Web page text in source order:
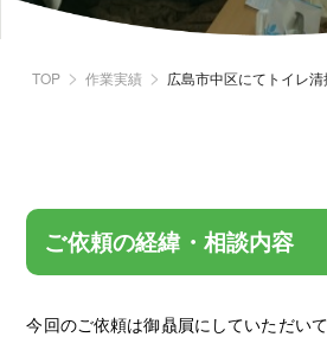
TOP 作業実績 広島市中区にてトイレ
ご依頼の経緯・相談内容
今回のご依頼は御贔屓にしていただい